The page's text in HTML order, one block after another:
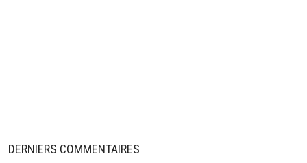
DERNIERS COMMENTAIRES